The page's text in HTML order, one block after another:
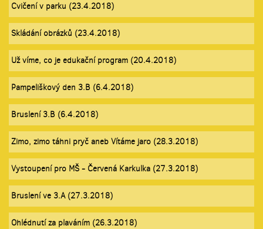
Cvičení v parku (23.4.2018)
Skládání obrázků (23.4.2018)
Už víme, co je edukační program (20.4.2018)
Pampeliškový den 3.B (6.4.2018)
Bruslení 3.B (6.4.2018)
Zimo, zimo táhni pryč aneb Vítáme jaro (28.3.2018)
Vystoupení pro MŠ - Červená Karkulka (27.3.2018)
Bruslení ve 3.A (27.3.2018)
Ohlédnutí za plaváním (26.3.2018)